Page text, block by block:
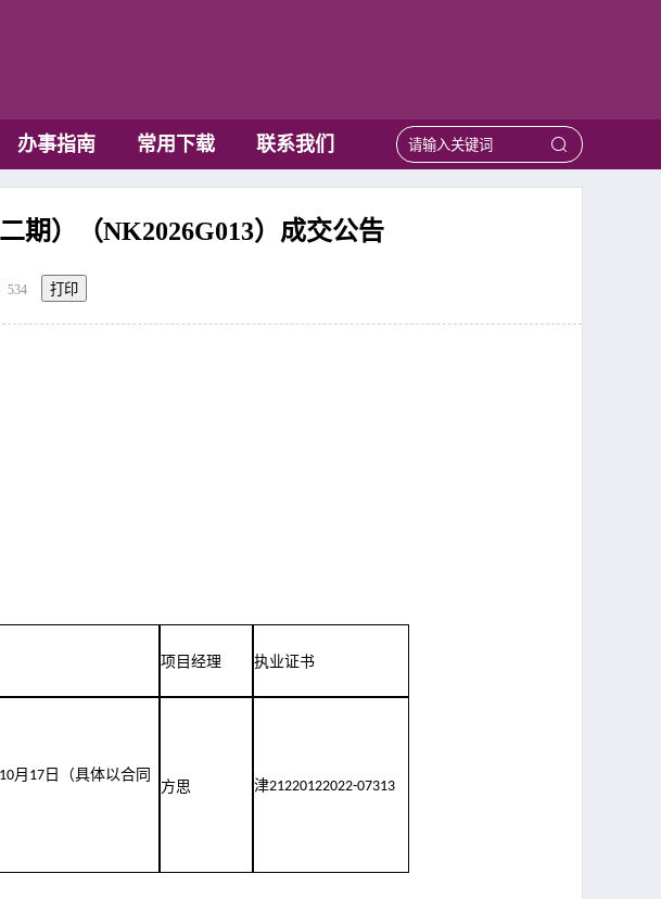
办事指南 常用下载 联系我们
期）（NK2026G013）成交公告
534 打印
项目经理 执业证书
10月 17 日（具体以合同
方思 津21220122022-07313